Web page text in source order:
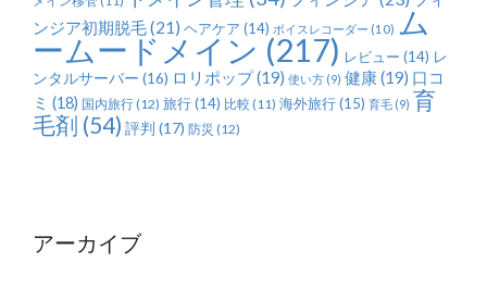
ンジア初期脱毛(21) ヘアケア (14) ボイスレコーダー (10) ム
ームードメイン (217) レビュー (14) レ
ンタルサーバー (16) ロリポップ(19) 使い方 (9) 健康(19) 口コ
ミ (18) 国内旅行(12) 旅行(14) 比較 (11) 海外旅行(15) 育毛 (9) 育
毛剤 (54) 評判 (17) 防災 (12)
アーカイブ